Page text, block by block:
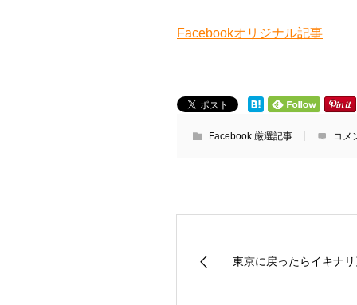
Facebookオリジナル記事
Facebook 厳選記事 コメ
東京に戻ったらイキナ